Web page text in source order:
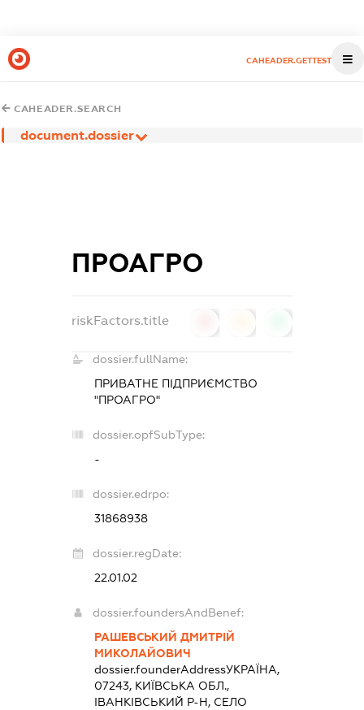
CAHEADER.GETTEST
CAHEADER.SEARCH
document.dossier
ПРОАГРО
riskFactors.title
dossier.fullName:
ПРИВАТНЕ ПІДПРИЄМСТВО
"ПРОАГРО"
dossier.opfSubType:
-
dossier.edrpo:
31868938
dossier.regDate:
22.01.02
dossier.foundersAndBenef:
РАШЕВСЬКИЙ ДМИТРІЙ
МИКОЛАЙОВИЧ
dossier.founderAddressУКРАЇНА,
07243, КИЇВСЬКА ОБЛ.,
ІВАНКІВСЬКИЙ Р-Н, СЕЛО